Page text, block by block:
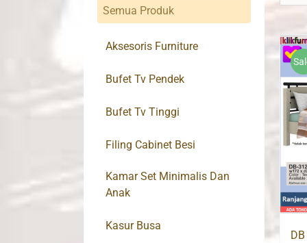
Semua Produk
Aksesoris Furniture
Bufet Tv Pendek
Bufet Tv Tinggi
Filing Cabinet Besi
Kamar Set Minimalis Dan
Anak
Kasur Busa